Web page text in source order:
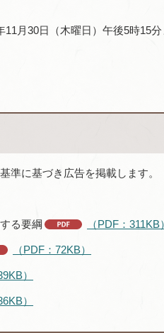
月30日（木曜日）午後5時15
準に基づき広告を掲載します。
る要綱 （PDF：311KB）
（PDF：72KB）
）
）